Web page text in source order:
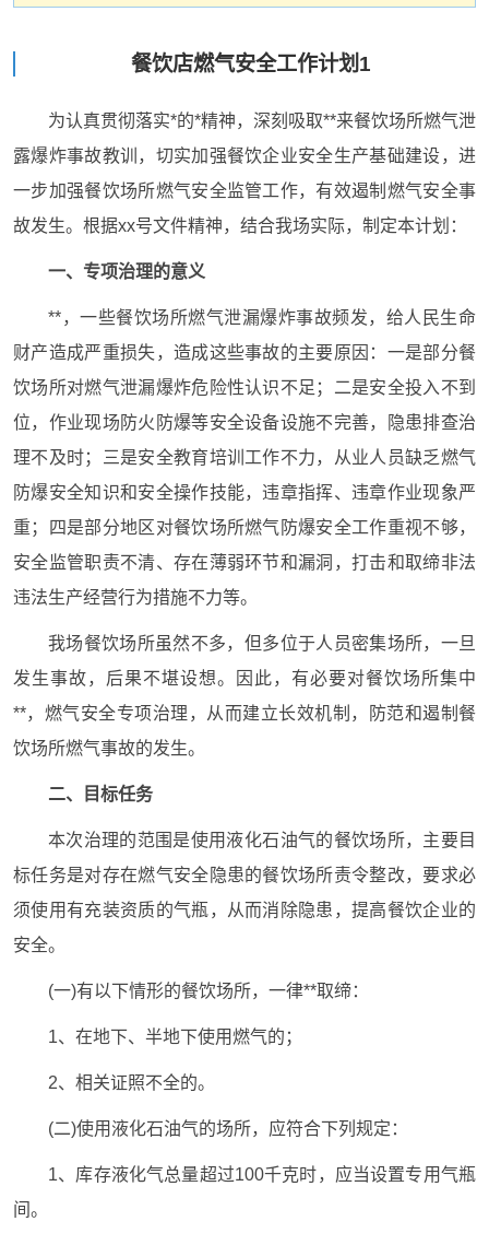
餐饮店燃气安全工作计划1
为认真贯彻落实*的*精神，深刻吸取**来餐饮场所燃气泄
露爆炸事故教训，切实加强餐饮企业安全生产基础建设，进
一步加强餐饮场所燃气安全监管工作，有效遏制燃气安全事
故发生。根据xx号文件精神，结合我场实际，制定本计划：
一、专项治理的意义
**，一些餐饮场所燃气泄漏爆炸事故频发，给人民生命
财产造成严重损失，造成这些事故的主要原因：一是部分餐
饮场所对燃气泄漏爆炸危险性认识不足；二是安全投入不到
位，作业现场防火防爆等安全设备设施不完善，隐患排查治
理不及时；三是安全教育培训工作不力，从业人员缺乏燃气
防爆安全知识和安全操作技能，违章指挥、违章作业现象严
重；四是部分地区对餐饮场所燃气防爆安全工作重视不够，
安全监管职责不清、存在薄弱环节和漏洞，打击和取缔非法
违法生产经营行为措施不力等。
我场餐饮场所虽然不多，但多位于人员密集场所，一旦
发生事故，后果不堪设想。因此，有必要对餐饮场所集中
**，燃气安全专项治理，从而建立长效机制，防范和遏制餐
饮场所燃气事故的发生。
二、目标任务
本次治理的范围是使用液化石油气的餐饮场所，主要目
标任务是对存在燃气安全隐患的餐饮场所责令整改，要求必
须使用有充装资质的气瓶，从而消除隐患，提高餐饮企业的
安全。
(一)有以下情形的餐饮场所，一律**取缔：
1、在地下、半地下使用燃气的；
2、相关证照不全的。
(二)使用液化石油气的场所，应符合下列规定：
1、库存液化气总量超过100千克时，应当设置专用气瓶
间。